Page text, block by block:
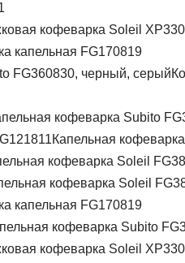
кофеварка Soleil
капельная FG170819
кофеварка Subito
Капельная
кофеварка Soleil
кофеварка Soleil
капельная FG170819
кофеварка Subito
кофеварка Soleil